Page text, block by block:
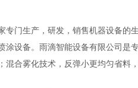
门生产，研发，销售机器设备的
设备。雨滴智能设备有限公司是
合雾化技术，反弹小更均匀省料